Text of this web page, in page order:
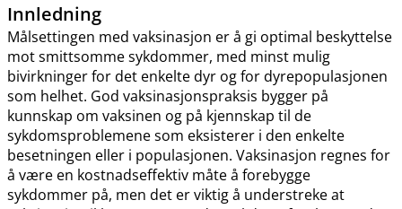
Innledning
Målsettingen med vaksinasjon er å gi optimal beskyttelse
mot smittsomme sykdommer, med minst mulig
bivirkninger for det enkelte dyr og for dyrepopulasjonen
som helhet. God vaksinasjonspraksis bygger på
kunnskap om vaksinen og på kjennskap til de
sykdomsproblemene som eksisterer i den enkelte
besetningen eller i populasjonen. Vaksinasjon regnes for
å være en kostnadseffektiv måte å forebygge
sykdommer på, men det er viktig å understreke at